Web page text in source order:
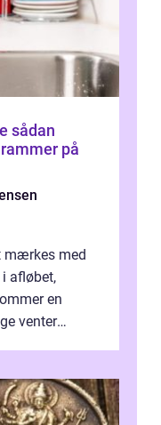
på
mærkes med
afløbet,
en
venter